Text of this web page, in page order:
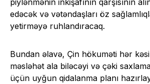
edəcək və vətəndaşları öz
yetirməyə ruhlandıracaq.
Bundan əlavə, Çin hökuməti hər
məsləhət ala biləcəyi və çəki
üçün uyğun qidalanma planı